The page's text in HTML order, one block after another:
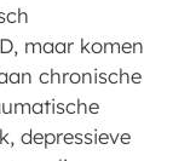
maar komen
chronische
depressieve